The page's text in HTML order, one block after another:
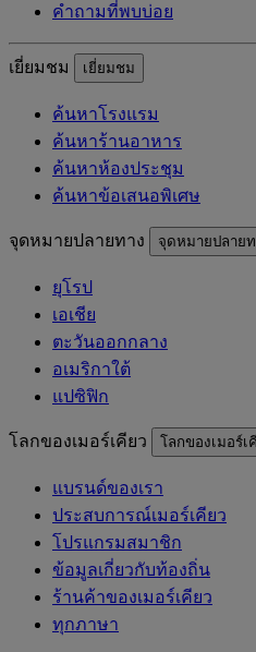
คำถามที่พบบ่อย
เยี่ยมชม เยี่ยมชม
ค้นหาโรงแรม
ค้นหาร้านอาหาร
ค้นหาห้องประชุม
ค้นหาข้อเสนอพิเศษ
จุดหมายปลายทาง จุดหมายปลายท
ยุโรป
เอเชีย
ตะวันออกกลาง
อเมริกาใต้
แปซิฟิก
โลกของเมอร์เคียว โลกของเมอร์เ
แบรนด์ของเรา
ประสบการณ์เมอร์เคียว
โปรแกรมสมาชิก
ข้อมูลเกี่ยวกับท้องถิ่น
ร้านค้าของเมอร์เคียว
ทุกภาษา